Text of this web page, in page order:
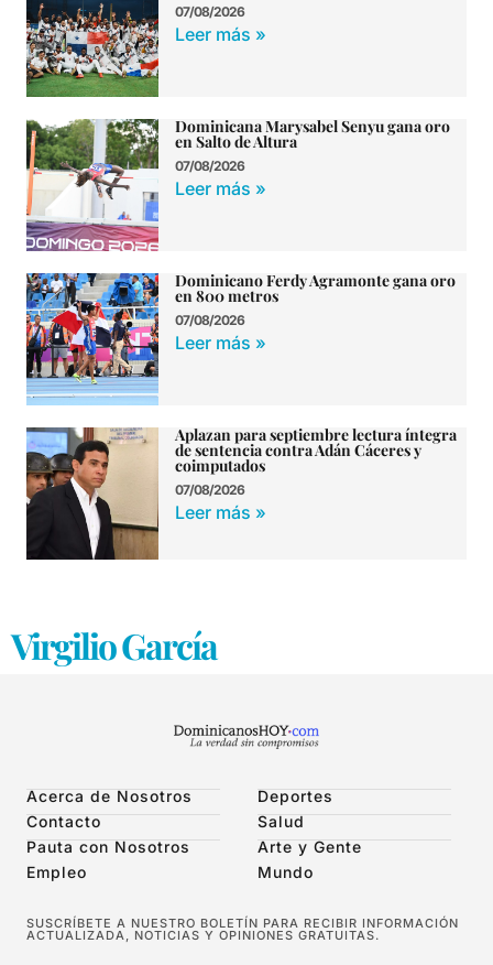
07/08/2026
Leer más »
Dominicana Marysabel Senyu gana oro
en Salto de Altura
07/08/2026
Leer más »
Dominicano Ferdy Agramonte gana oro
en 800 metros
07/08/2026
Leer más »
Aplazan para septiembre lectura íntegra
de sentencia contra Adán Cáceres y
coimputados
07/08/2026
Leer más »
Virgilio García
Acerca de Nosotros
Contacto
Pauta con Nosotros
Empleo
Deportes
Salud
Arte y Gente
Mundo
SUSCRÍBETE A NUESTRO BOLETÍN PARA RECIBIR INFORMACIÓN
ACTUALIZADA, NOTICIAS Y OPINIONES GRATUITAS.